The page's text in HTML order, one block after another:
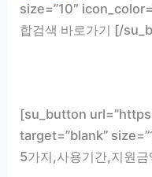
size=”10″
합검색 바로가기 [/
[su_button
target=”blank”
5가지,사용기간,지원